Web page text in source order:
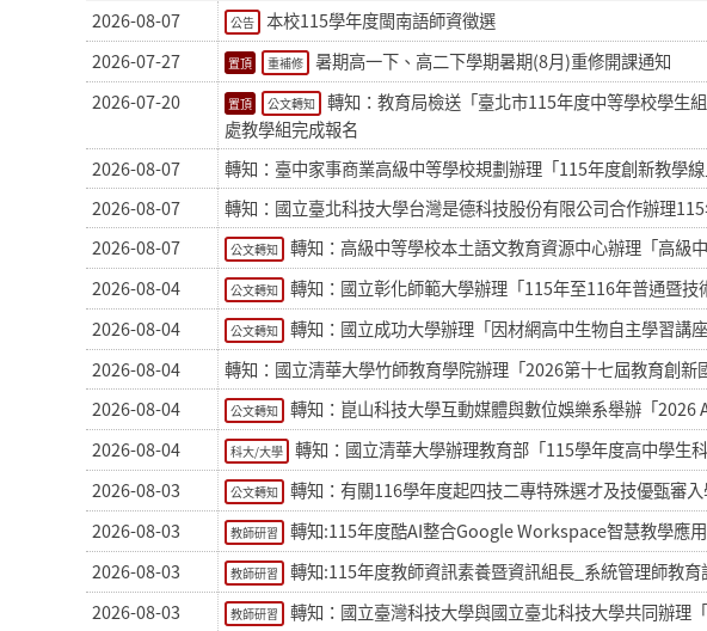
2026-08-07 公告
本校115學年度閩南語師資徵選
2026-07-27
重補修
暑期高一下、高二下學期暑期(8月)重修開課通知
2026-07-20
公文轉知
轉知：教育局檢送「臺北市115年度中等學校學生
處教學組完成報名
2026-08-07
轉知：臺中家事商業高級中等學校規劃辦理「115年度創新教學
2026-08-07
轉知：國立臺北科技大學台灣是德科技股份有限公司合作辦理
2026-08-07
公文轉知
轉知：高級中等學校本土語文教育資源中心辦理「高級
2026-08-04
公文轉知
轉知：國立彰化師範大學辦理「115年至116年普通暨
2026-08-04
公文轉知
轉知：國立成功大學辦理「因材網高中生物自主學習講座
2026-08-04
轉知：國立清華大學竹師教育學院辦理「2026第十七屆教育創
2026-08-04
公文轉知
轉知：崑山科技大學互動媒體與數位娛樂系舉辦「
2026-08-04
科大/大學
轉知：國立清華大學辦理教育部「115學年度高中學生
2026-08-03
公文轉知
轉知：有關116學年度起四技二專特殊選才及技優甄審
2026-08-03
教師研習
轉知:115年度酷AI整合Google Workspace智慧教學應
2026-08-03
教師研習
轉知:115年度教師資訊素養暨資訊組長_系統管理師教
2026-08-03
教師研習
轉知：國立臺灣科技大學與國立臺北科技大學共同辦理